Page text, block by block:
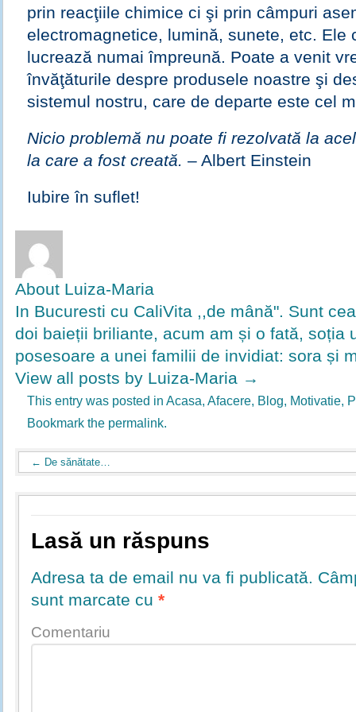
prin reacţiile chimice ci şi prin câmpuri
electromagnetice, lumină, sunete, etc. Ele
lucrează numai împreună. Poate a venit
învăţăturile despre produsele noastre şi
sistemul nostru, care de departe este cel
Nicio problemă nu poate fi rezolvată la
la care a fost creată. – Albert Einstein
Iubire în suflet!
About Luiza-Maria
In Bucuresti cu CaliVita ,,de mână". Sunt
doi baieții briliante, acum am și o fată, soția
posesoare a unei familii de invidiat: sora și
View all posts by Luiza-Maria →
This entry was posted in Acasa, Afacere, Blog, Motivatie,
Bookmark the permalink.
← De sănătate…
Lasă un răspuns
Adresa ta de email nu va fi publicată.
sunt marcate cu *
Comentariu